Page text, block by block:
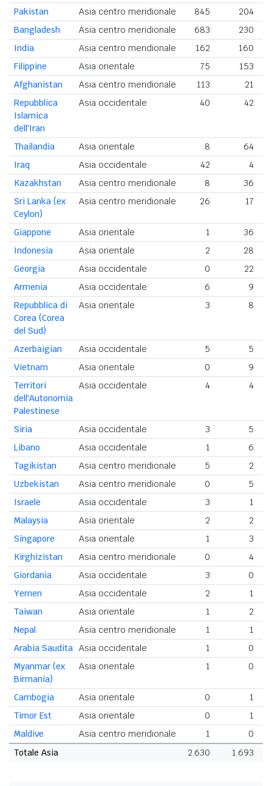
Pakistan Asia centro meridionale 845 204
Bangladesh
Asia centro meridionale 683
230
India
Asia centro meridionale 162
160
Filippine
Asia orientale 75
153
Afghanistan
Asia centro meridionale 113
21
Repubblica
Islamica
dell'Iran
Asia occidentale 40 42
Thailandia Asia orientale 8
64
Iraq
Asia occidentale 42
4
Kazakhstan
Asia centro meridionale 8
36
Sri Lanka (ex
Ceylon)
Asia centro meridionale 26 17
Giappone Asia orientale 1
36
Indonesia
Asia orientale 2
28
Georgia
Asia occidentale 0
22
Armenia
Asia occidentale 6
9
Repubblica di
Corea (Corea
del Sud)
Asia orientale 3 8
Azerbaigian Asia occidentale 5
5
Vietnam
Asia orientale 0
9
Territori
dell'Autonomia
Palestinese
Asia occidentale 4 4
Siria Asia occidentale 3
5
Libano
Asia occidentale 1
6
Tagikistan
Asia centro meridionale 5
2
Uzbekistan
Asia centro meridionale 0
5
Israele
Asia occidentale 3
1
Malaysia
Asia orientale 2
2
Singapore
Asia orientale 1
3
Kirghizistan
Asia centro meridionale 0
4
Giordania
Asia occidentale 3
0
Yemen
Asia occidentale 2
1
Taiwan
Asia orientale 1
2
Nepal
Asia centro meridionale 1
1
Arabia Saudita Asia occidentale 1
0
Myanmar (ex
Birmania)
Asia orientale 1 0
Cambogia Asia orientale 0
1
Timor Est
Asia orientale 0
1
Maldive
Asia centro meridionale 1
0
Totale Asia
2.630 1.693